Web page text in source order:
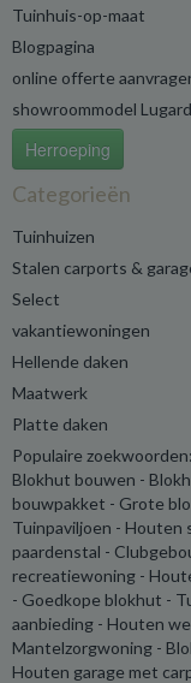
Tuinhuis-op-maat
Blogpagina
online offerte
showroommodel
Herroeping
Categorieën
Tuinhuizen
Stalen carports &
Select
vakantiewoningen
Hellende daken
Maatwerk
Platte daken
Populaire
Blokhut bouwen -
bouwpakket - Grote
Tuinpaviljoen - Houten
paardenstal -
recreatiewoning -
- Goedkope blokhut -
aanbieding - Houten
Mantelzorgwoning -
Houten garage met